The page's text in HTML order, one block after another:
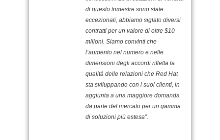
di questo trimestre sono state
eccezionali, abbiamo siglato diversi
contratti per un valore di oltre $10
milioni. Siamo convinti che
l’aumento nel numero e nelle
dimensioni degli accordi rifletta la
qualità delle relazioni che Red Hat
sta sviluppando con i suoi clienti, in
aggiunta a una maggiore domanda
da parte del mercato per un gamma
di soluzioni più estesa”.